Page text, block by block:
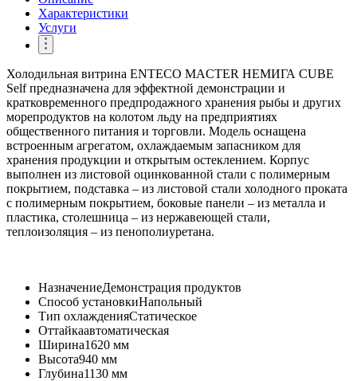
Характеристики
Услуги
Холодильная витрина ENTECO MACTER НЕМИГА CUBE
Self предназначена для эффектной демонстрации и
кратковременного предпродажного хранения рыбы и других
морепродуктов на колотом льду на предприятиях
общественного питания и торговли. Модель оснащена
встроенным агрегатом, охлаждаемым запасником для
хранения продукции и открытым остеклением. Корпус
выполнен из листовой оцинкованной стали с полимерным
покрытием, подставка – из листовой стали холодного проката
с полимерным покрытием, боковые панели – из металла и
пластика, столешница – из нержавеющей стали,
теплоизоляция – из пенополиуретана.
НазначениеДемонстрация продуктов
Способ установкиНапольный
Тип охлажденияСтатическое
Оттайкаавтоматическая
Ширина1620 мм
Высота940 мм
Глубина1130 мм